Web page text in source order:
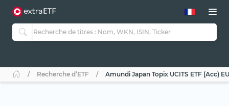
Recherche d’ETF Amundi Japan Topix UCITS ETF (Acc)